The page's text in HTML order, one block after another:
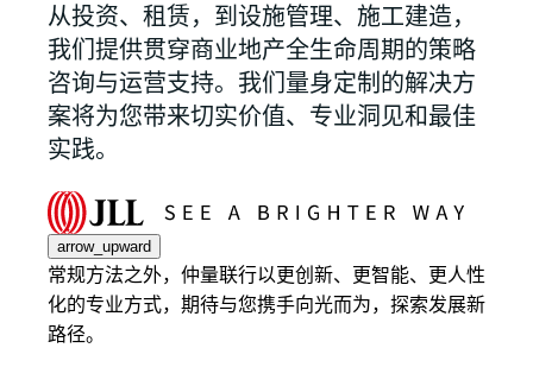
从投资、租赁，到设施管理、施工建造，
我们提供贯穿商业地产全生命周期的策略
咨询与运营支持。我们量身定制的解决方
案将为您带来切实价值、专业洞见和最佳
实践。
arrow_upward
常规方法之外，仲量联行以更创新、更智能、更人性
化的专业方式，期待与您携手向光而为，探索发展新
路径。